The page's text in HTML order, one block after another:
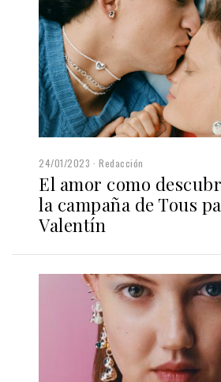
24/01/2023 Redacción
El amor como
la campaña de Tous
Valentín